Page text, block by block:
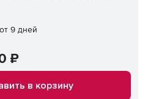
9 дней
₽
в корзину